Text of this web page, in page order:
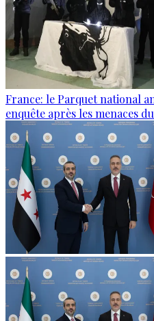
France: le Parquet national
enquête après les menaces